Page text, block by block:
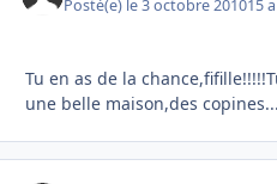
Posté(e) le 3 octobre 201015 a
Tu en as de la
une belle maison,des